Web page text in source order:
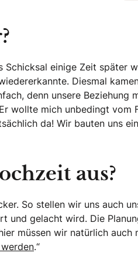
Schicksal einige Zeit später
Diesmal
denn unsere Beziehung
wollte mich unbedingt vom
da! Wir bauten uns
aus?
So stellen wir uns auch
und gelacht wird. Die
müssen wir natürlich
.“